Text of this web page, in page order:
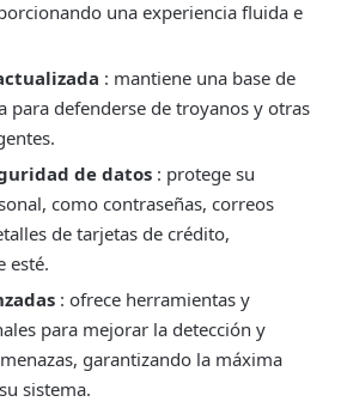
una experiencia fluida e
: mantiene una base de
para defenderse de troyanos y otras
de datos : protege su
como contraseñas, correos
de tarjetas de crédito,
esté.
: ofrece herramientas y
para mejorar la detección y
garantizando la máxima
sistema.